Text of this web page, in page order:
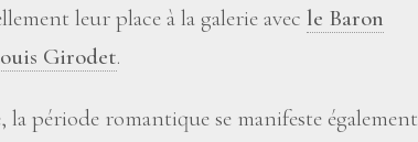
leur place à la galerie avec le Baron
Girodet.
période romantique se manifeste également